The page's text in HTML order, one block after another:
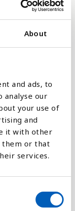
About
and ads, to
analyse our
your use of
and
it with other
them or that
services.
mod
nr 3.3 er
tuberkulose,